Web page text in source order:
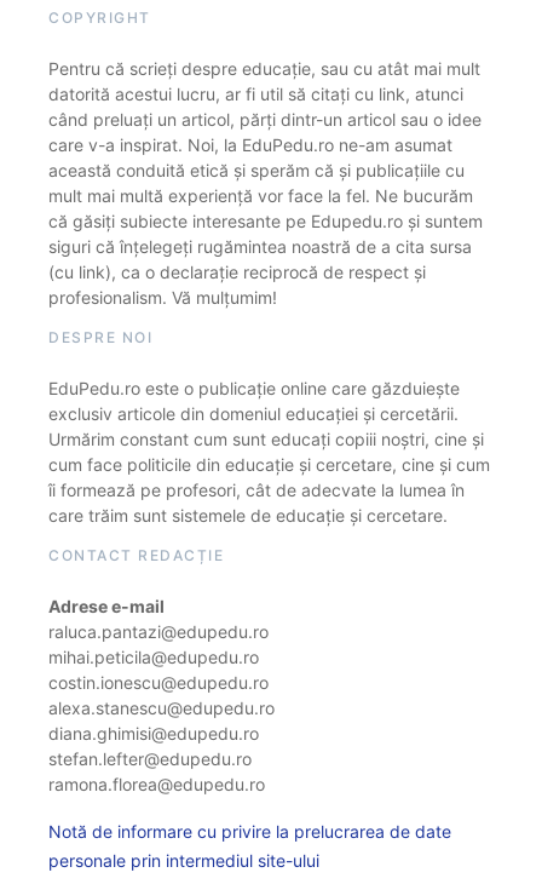
COPYRIGHT
Pentru că scrieți despre educație, sau cu atât mai mult
datorită acestui lucru, ar fi util să citați cu link, atunci
când preluați un articol, părți dintr-un articol sau o idee
care v-a inspirat. Noi, la EduPedu.ro ne-am asumat
această conduită etică și sperăm că și publicațiile cu
mult mai multă experiență vor face la fel. Ne bucurăm
că găsiți subiecte interesante pe Edupedu.ro și suntem
siguri că înțelegeți rugămintea noastră de a cita sursa
(cu link), ca o declarație reciprocă de respect și
profesionalism. Vă mulțumim!
DESPRE NOI
EduPedu.ro este o publicație online care găzduiește
exclusiv articole din domeniul educației și cercetării.
Urmărim constant cum sunt educați copiii noștri, cine și
cum face politicile din educație și cercetare, cine și cum
îi formează pe profesori, cât de adecvate la lumea în
care trăim sunt sistemele de educație și cercetare.
CONTACT REDACȚIE
Adrese e-mail
raluca.pantazi@edupedu.ro
mihai.peticila@edupedu.ro
costin.ionescu@edupedu.ro
alexa.stanescu@edupedu.ro
diana.ghimisi@edupedu.ro
stefan.lefter@edupedu.ro
ramona.florea@edupedu.ro
Notă de informare cu privire la prelucrarea de date
personale prin intermediul site-ului